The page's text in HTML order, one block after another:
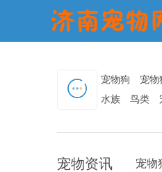
宠物狗 宠物
水族
鸟类
宠物资讯 宠物